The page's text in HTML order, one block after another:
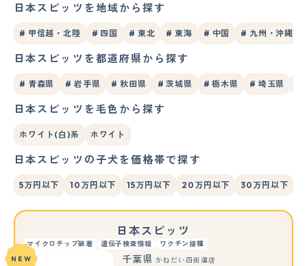
日本スピッツを地域から探す
# 甲信越・北陸 # 四国 # 東北 # 東海 # 中国 # 九州・沖縄
日本スピッツを都道府県から探す
# 青森県 # 岩手県 # 秋田県 # 茨城県 # 栃木県 # 埼玉県
日本スピッツを毛色から探す
ホワイト(白)系 ホワイト
日本スピッツの子犬を価格帯で探す
5万円以下 10万円以下 15万円以下 20万円以下 30万円以下
日本スピッツ
マイクロチップ装着 遺伝子検査情報
ワクチン接種
NEW
千葉県 かねだい四街道店